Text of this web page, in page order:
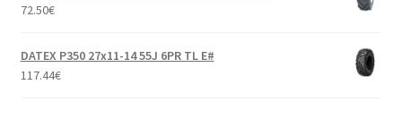
72.50€
DATEX P350 27x11-14 55J 6PR TL E#
117.44€